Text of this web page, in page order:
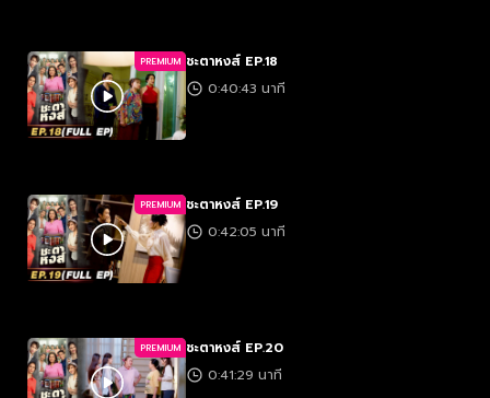
PREMIUM ชะตาหงส์ EP.18
0:40:43 นาที
PREMIUM ชะตาหงส์ EP.19
0:42:05 นาที
PREMIUM ชะตาหงส์ EP.20
0:41:29 นาที